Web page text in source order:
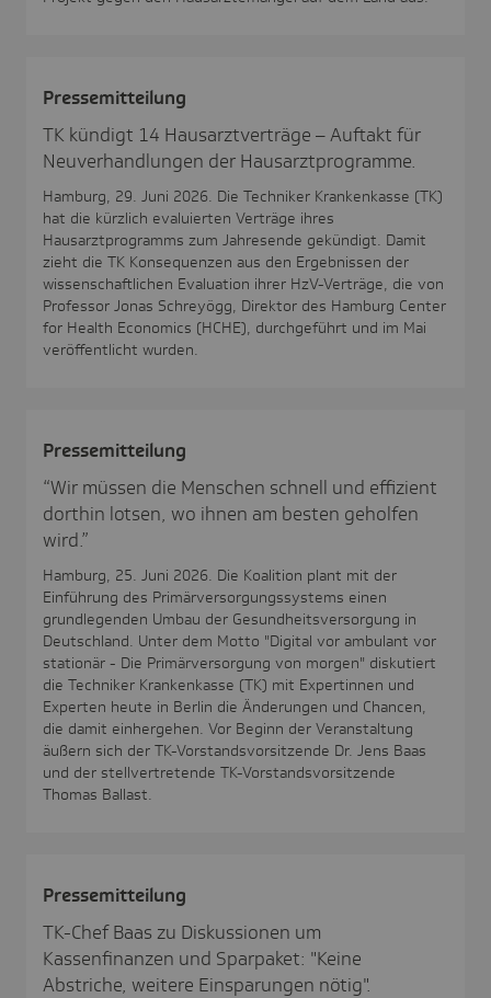
Pres­se­mit­tei­lung
TK kündigt 14 Hausarztverträge – Auftakt für
Neuverhandlungen der Hausarztprogramme.
Hamburg, 29. Juni 2026. Die Techniker Krankenkasse (TK)
hat die kürzlich evaluierten Verträge ihres
Hausarztprogramms zum Jahresende gekündigt. Damit
zieht die TK Konsequenzen aus den Ergebnissen der
wissenschaftlichen Evaluation ihrer HzV-Verträge, die von
Professor Jonas Schreyögg, Direktor des Hamburg Center
for Health Economics (HCHE), durchgeführt und im Mai
veröffentlicht wurden.
Pres­se­mit­tei­lung
“Wir müssen die Menschen schnell und effizient
dorthin lotsen, wo ihnen am besten geholfen
wird.”
Hamburg, 25. Juni 2026. Die Koalition plant mit der
Einführung des Primärversorgungssystems einen
grundlegenden Umbau der Gesundheitsversorgung in
Deutschland. Unter dem Motto "Digital vor ambulant vor
stationär - Die Primärversorgung von morgen" diskutiert
die Techniker Krankenkasse (TK) mit Expertinnen und
Experten heute in Berlin die Änderungen und Chancen,
die damit einhergehen. Vor Beginn der Veranstaltung
äußern sich der TK-Vorstandsvorsitzende Dr. Jens Baas
und der stellvertretende TK-Vorstandsvorsitzende
Thomas Ballast.
Pres­se­mit­tei­lung
TK-Chef Baas zu Diskussionen um
Kassenfinanzen und Sparpaket: "Keine
Abstriche, weitere Einsparungen nötig".